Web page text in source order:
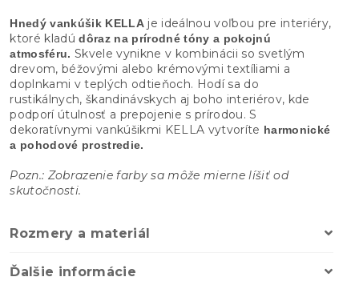
Hnedý vankúšik KELLAje ideálnou voľbou pre interiéry,
ktoré kladúdôraz na prírodné tóny a pokojnú
atmosféru. Skvele vynikne v kombinácii so svetlým
drevom, béžovými alebo krémovými textíliami a
doplnkami v teplých odtieňoch. Hodí sa do
rustikálnych, škandinávskych aj boho interiérov, kde
podporí útulnosť a prepojenie s prírodou. S
dekoratívnymi vankúšikmi KELLA vytvoríte harmonické
a pohodové prostredie.
Pozn.: Zobrazenie farby sa môže mierne líšiť od
skutočnosti.
Rozmery a materiál
Ďalšie informácie